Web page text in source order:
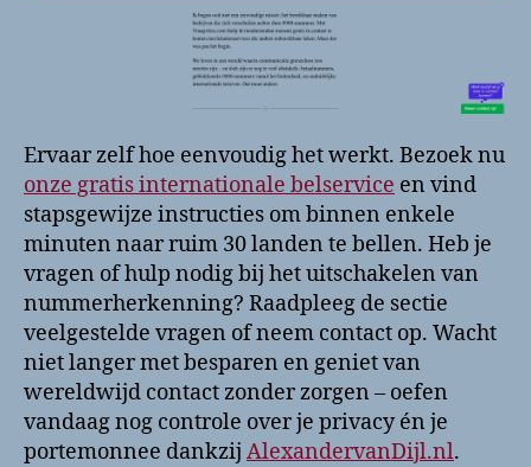
Ervaar zelf hoe eenvoudig het werkt. Bezoek nu
onze gratis internationale belservice en vind
stapsgewijze instructies om binnen enkele
minuten naar ruim 30 landen te bellen. Heb je
vragen of hulp nodig bij het uitschakelen van
nummerherkenning? Raadpleeg de sectie
veelgestelde vragen of neem contact op. Wacht
niet langer met besparen en geniet van
wereldwijd contact zonder zorgen – oefen
vandaag nog controle over je privacy én je
portemonnee dankzij AlexandervanDijl.nl.